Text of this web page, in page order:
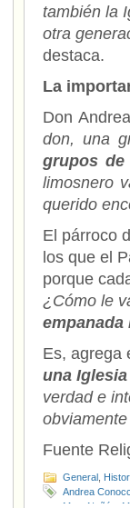
también la
otra
destaca.
La
Don
don, una
grupos de
limosnero
querido
El párroco
los que el
porque
¿Cómo le
empanada
Es, agrega
una
verdad e
Fuente
General
Andrea